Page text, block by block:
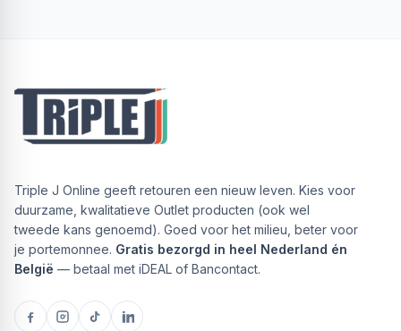
Triple J Online geeft retouren een nieuw leven. Kies voor
duurzame, kwalitatieve Outlet producten (ook wel
tweede kans genoemd). Goed voor het milieu, beter voor
je portemonnee. Gratis bezorgd in heel Nederland én
België — betaal met iDEAL of Bancontact.